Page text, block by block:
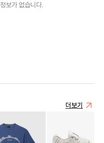
정보가 없습니다.
더보기